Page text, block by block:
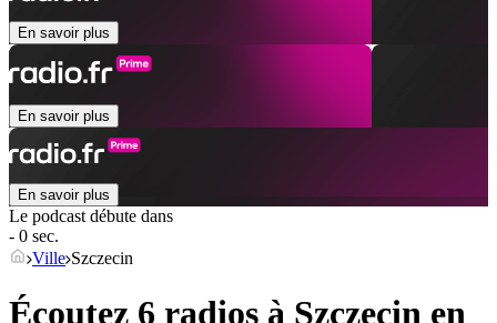
En savoir plus
En savoir plus
En savoir plus
Le podcast débute dans
- 0 sec.
Ville Szczecin
Écoutez 6 radios à Szczecin en